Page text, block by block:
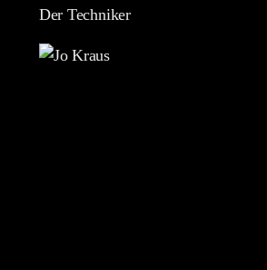
Der Techniker